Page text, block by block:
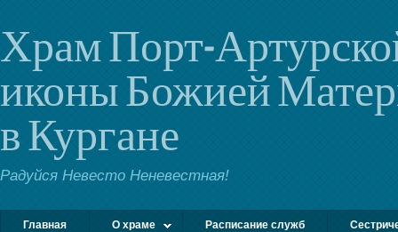
Храм Порт-
иконы Божией
в Кургане
Радуйся Невесто Неневестная!
Главная О храме Расписание служб